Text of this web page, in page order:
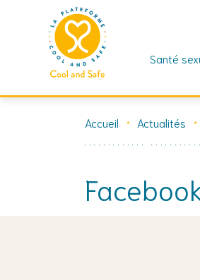
Skip
Santé
Accueil Actualités